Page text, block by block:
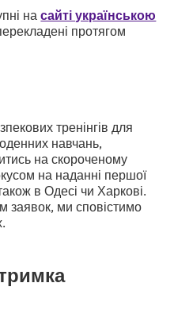
насайті українською
протягом
тренінгів для
навчань,
на скороченому
на наданні першої
в Одесі чи Харкові.
заявок, ми сповістимо